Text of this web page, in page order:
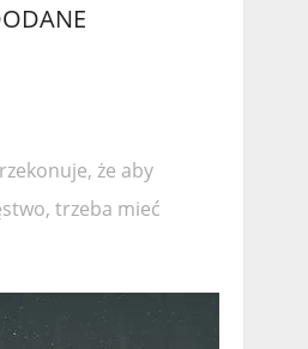
że ​​aby
trzeba mieć